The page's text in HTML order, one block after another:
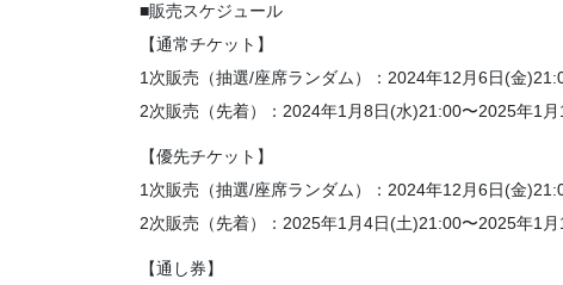
■販売スケジュール
【通常チケット】
1次販売（抽選/座席ランダム）：2024年12月6日(金
2次販売（先着）：2024年1月8日(水)21:00〜2025年1
【優先チケット】
1次販売（抽選/座席ランダム）：2024年12月6日(金
2次販売（先着）：2025年1月4日(土)21:00〜2025年1
【通し券】